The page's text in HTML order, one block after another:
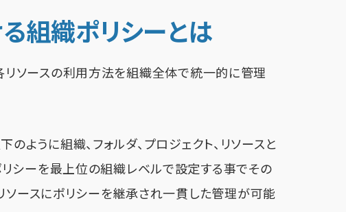
組織ポリシーとは
ソースの利用方法を組織全体で統一的に管理
うに組織、フォルダ、プロジェクト、リソースと
シーを最上位の組織レベルで設定する事でその
ソースにポリシーを継承され一貫した管理が可能